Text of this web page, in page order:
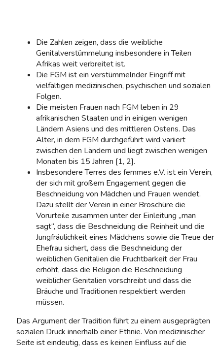
Die Zahlen zeigen, dass die weibliche
Genitalverstümmelung insbesondere in Teilen
Afrikas weit verbreitet ist.
Die FGM ist ein verstümmelnder Eingriff mit
vielfältigen medizinischen, psychischen und sozialen
Folgen.
Die meisten Frauen nach FGM leben in 29
afrikanischen Staaten und in einigen wenigen
Ländern Asiens und des mittleren Ostens. Das
Alter, in dem FGM durchgeführt wird variiert
zwischen den Ländern und liegt zwischen wenigen
Monaten bis 15 Jahren [1, 2].
Insbesondere Terres des femmes e.V. ist ein Verein,
der sich mit großem Engagement gegen die
Beschneidung von Mädchen und Frauen wendet.
Dazu stellt der Verein in einer Broschüre die
Vorurteile zusammen unter der Einleitung „man
sagt“, dass die Beschneidung die Reinheit und die
Jungfräulichkeit eines Mädchens sowie die Treue der
Ehefrau sichert, dass die Beschneidung der
weiblichen Genitalien die Fruchtbarkeit der Frau
erhöht, dass die Religion die Beschneidung
weiblicher Genitalien vorschreibt und dass die
Bräuche und Traditionen respektiert werden
müssen.
Das Argument der Tradition führt zu einem ausgeprägten
sozialen Druck innerhalb einer Ethnie. Von medizinischer
Seite ist eindeutig, dass es keinen Einfluss auf die